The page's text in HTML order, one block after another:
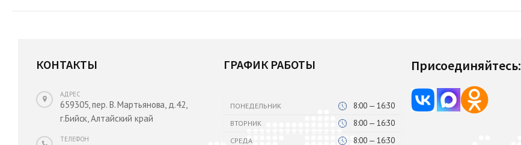
КОНТАКТЫ
АДРЕС
659305, пер. В. Мартьянова, д.42,
г.Бийск, Алтайский край
ТЕЛЕФОН
ГРАФИК РАБОТЫ
ПОНЕДЕЛЬНИК 8:00 — 16:30
ВТОРНИК 8:00 — 16:30
СРЕДА 8:00 — 16:30
Присоединяйтесь: